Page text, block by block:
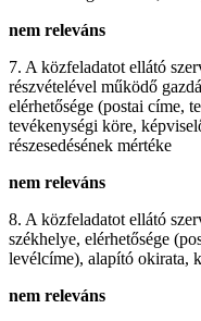
nem releváns
7. A közfeladatot ellátó
részvételével működő
elérhetősége (postai címe,
tevékenységi köre,
részesedésének mértéke
nem releváns
8. A közfeladatot ellátó
székhelye, elérhetősége
levélcíme), alapító okirata,
nem releváns